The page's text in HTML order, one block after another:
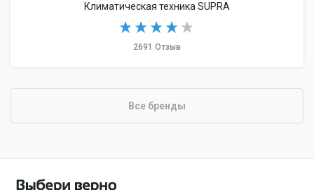
Климатическая техника SUPRA
2691 Отзыв
Все бренды